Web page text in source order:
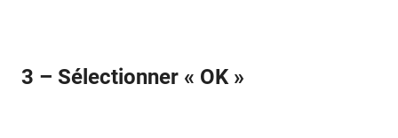
3 – Sélectionner « OK »